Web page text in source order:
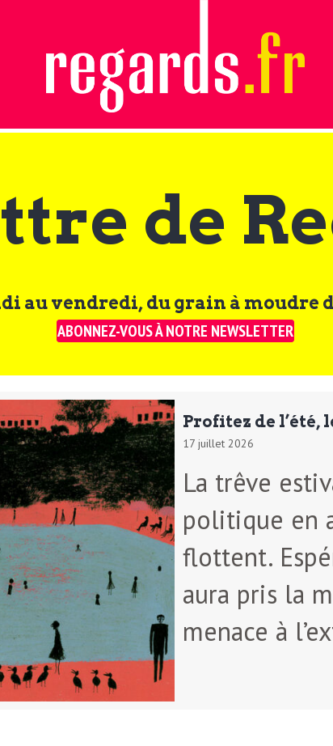
de
au vendredi, du grain à moudre
ABONNEZ-VOUS À NOTRE NEWSLETTER
Profitez de l’été,
17 juillet 2026
La trêve
politique en
flottent.
aura pris la
menace à